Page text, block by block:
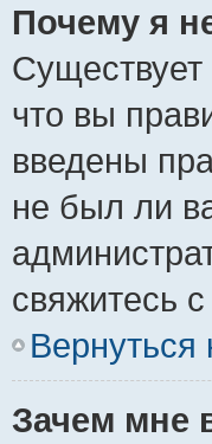
Почему я
что вы
введены
не был ли
свяжитесь
Вернуться
Зачем мне